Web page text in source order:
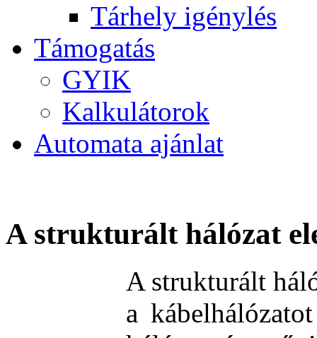
Tárhely igénylés
Támogatás
GYIK
Kalkulátorok
Automata ajánlat
A strukturált hálózat
A strukturált
a